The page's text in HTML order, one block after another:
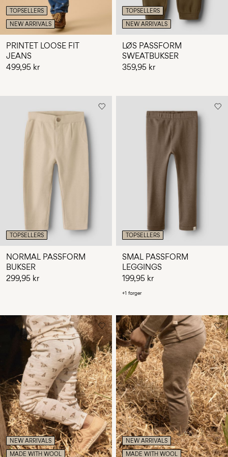
TOPSELLERS
NEW ARRIVALS
PRINTET LOOSE FIT
JEANS
499,95 kr
TOPSELLERS
NEW ARRIVALS
LØS PASSFORM
SWEATBUKSER
359,95 kr
TOPSELLERS
NORMAL PASSFORM
BUKSER
299,95 kr
TOPSELLERS
SMAL PASSFORM
LEGGINGS
199,95 kr
+1 farger
NEW ARRIVALS
MADE WITH WOOL
NEW ARRIVALS
MADE WITH WOOL